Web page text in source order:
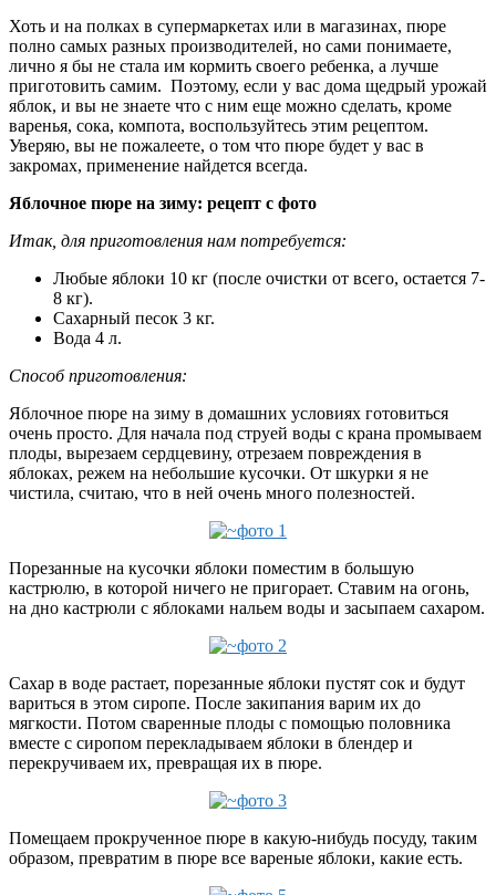
Хоть и на полках в супермаркетах или в магазинах, пюре
полно самых разных производителей, но сами понимаете,
лично я бы не стала им кормить своего ребенка, а лучше
приготовить самим. Поэтому, если у вас дома щедрый урожай
яблок, и вы не знаете что с ним еще можно сделать, кроме
варенья, сока, компота, воспользуйтесь этим рецептом.
Уверяю, вы не пожалеете, о том что пюре будет у вас в
закромах, применение найдется всегда.
Яблочное пюре на зиму: рецепт с фото
Итак, для приготовления нам потребуется:
Любые яблоки 10 кг (после очистки от всего, остается 7-
8 кг).
Сахарный песок 3 кг.
Вода 4 л.
Способ приготовления:
Яблочное пюре на зиму в домашних условиях готовиться
очень просто. Для начала под струей воды с крана промываем
плоды, вырезаем сердцевину, отрезаем повреждения в
яблоках, режем на небольшие кусочки. От шкурки я не
чистила, считаю, что в ней очень много полезностей.
Порезанные на кусочки яблоки поместим в большую
кастрюлю, в которой ничего не пригорает. Ставим на огонь,
на дно кастрюли с яблоками нальем воды и засыпаем сахаром.
Сахар в воде растает, порезанные яблоки пустят сок и будут
вариться в этом сиропе. После закипания варим их до
мягкости. Потом сваренные плоды с помощью половника
вместе с сиропом перекладываем яблоки в блендер и
перекручиваем их, превращая их в пюре.
Помещаем прокрученное пюре в какую-нибудь посуду, таким
образом, превратим в пюре все вареные яблоки, какие есть.